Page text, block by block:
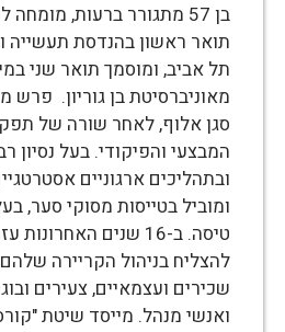
בן 57 מתגורר ברעות,
תואר ראשון בהנדסת תעשייה
מאוניברסיטת בן גוריון. פרש
סגן אלוף, לאחר שורה של
המבצעי והפיקודי. בעל נסיון
ובתהליכים ארגוניים
טיסה. ב-16 שנים
להצליח בניהול הקריירה
שכירים ועצמאיים, צעירים
ואנשי מנהל. מייסד שיטת